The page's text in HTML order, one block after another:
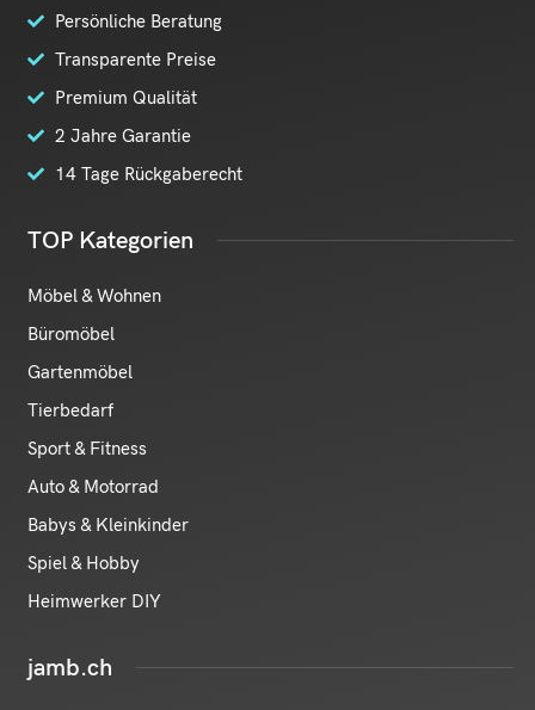
Persönliche Beratung
Transparente Preise
Premium Qualität
2 Jahre Garantie
14 Tage Rückgaberecht
TOP Kategorien
Möbel & Wohnen
Büromöbel
Gartenmöbel
Tierbedarf
Sport & Fitness
Auto & Motorrad
Babys & Kleinkinder
Spiel & Hobby
Heimwerker DIY
jamb.ch